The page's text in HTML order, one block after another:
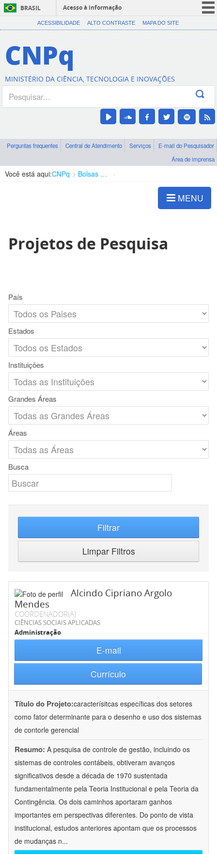
BRASIL
Acesso à informação
CORONAVÍRUS (COVID-19)
Canais
ACESSIBILIDADE ALTO CONTRASTE MAPA DO SITE
CNPq
MINISTÉRIO DA CIÊNCIA, TECNOLOGIA E INOVAÇÕES
Perguntas frequentes Central de Atendimento Serviços
E-mail do Pesquisador
Área de imprensa
Você está aqui:CNPq Bolsas e Auxílios Vigentes
MENU
Projetos de Pesquisa
País
Estados
Instituições
Grandes Áreas
Áreas
Busca
Filtrar
Limpar Filtros
Alcindo Cipriano Argolo
Mendes
COORDENADOR(A)
CIÊNCIAS SOCIAIS APLICADAS
Administração
E-mail
Currículo
Título do Projeto:caracterísitcas específicas dos setores
como fator determinante para o desenho e uso dos sistemas
de contorle gerencial
Resumo: A pesquisa de controle de gestão, incluindo os
sistemas de controles contábeis, obtiveram avanços
significativos desde a década de 1970 sustentada
fundamentalmente pela Teoria Institucional e pela Teoria da
Contingência. Os dois caminhos aportaram ganhos
importantes em perspectivas diferentes. Do ponto de vista
institucional, estudos anteriores apontam que os processos
de mudanças n...